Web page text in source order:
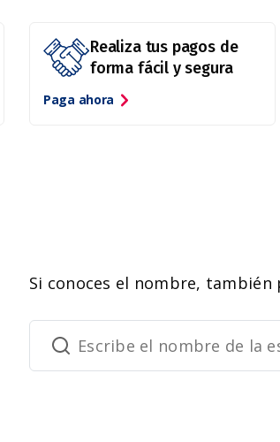
Realiza tus pagos de
forma fácil y segura
Paga ahora
Si conoces el nombre, también